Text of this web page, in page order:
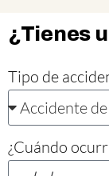
¿Tienes
Tipo de
¿Cuándo